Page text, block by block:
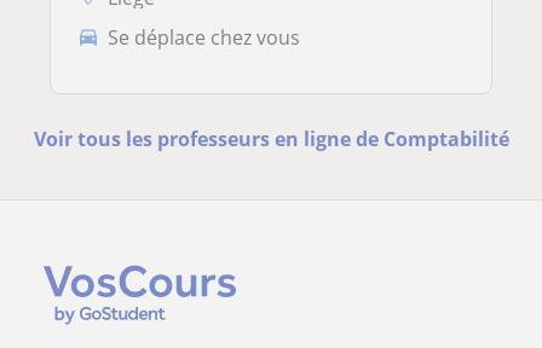
Se déplace chez vous
Voir tous les professeurs en ligne de Comptabilité